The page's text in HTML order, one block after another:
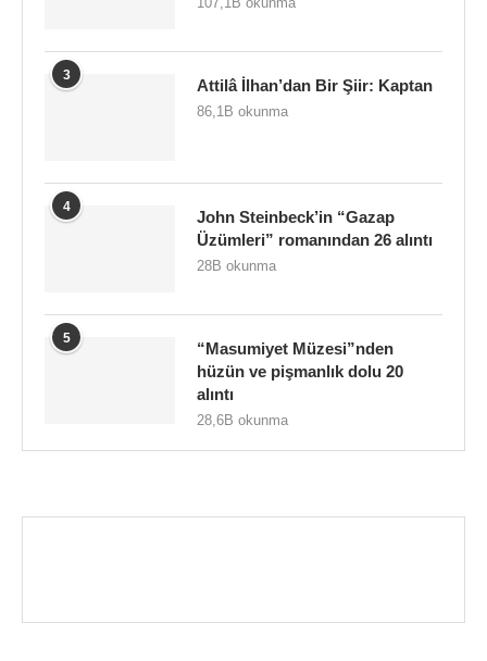
3
Attilâ İlhan’dan Bir Şiir: Kaptan
86,1B okunma
4
John Steinbeck’in “Gazap
Üzümleri” romanından 26 alıntı
28B okunma
5
“Masumiyet Müzesi”nden
hüzün ve pişmanlık dolu 20
alıntı
28,6B okunma